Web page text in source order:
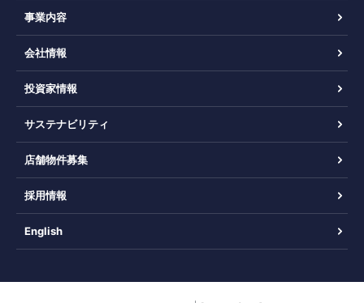
事業内容
会社情報
投資家情報
サステナビリティ
店舗物件募集
採用情報
English